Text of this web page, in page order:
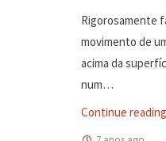
Rigorosamente
movimento de
acima da
num…
Continue reading